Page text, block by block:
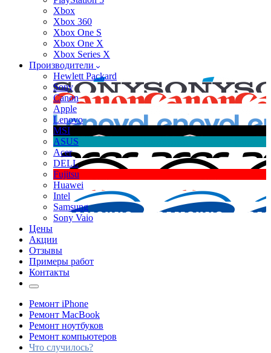
Xbox
Xbox 360
Xbox One S
Xbox One X
Xbox Series X
Производители
Hewlett Packard
Sony
Canon
Apple
Lenovo
MSI
ASUS
Acer
DELL
Fujitsu
Huawei
Intel
Samsung
Sony Vaio
Цены
Акции
Отзывы
Примеры работ
Контакты
Ремонт iPhone
Ремонт MacBook
Ремонт ноутбуков
Ремонт компьютеров
Что случилось?